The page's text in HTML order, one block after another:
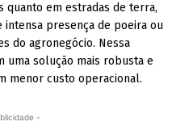
quanto em estradas de terra,
intensa presença de poeira ou
do agronegócio. Nessa
uma solução mais robusta e
menor custo operacional.
-